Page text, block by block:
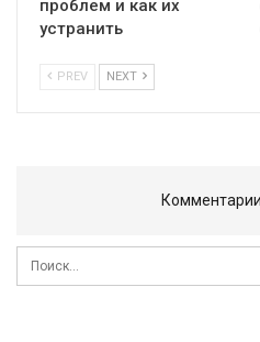
проблем и как их
устранить
PREV NEXT